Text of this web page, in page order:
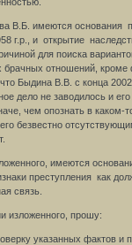
В.Б. имеются основания
г.р., и открытие
для поиска
брачных отношений, кроме
что Быдина В.В. с конца
дело не заводилось и
чем опознать в каком-
безвестно
имеются
преступления как
связь.
изложенного, прошу:
указанных фактов и